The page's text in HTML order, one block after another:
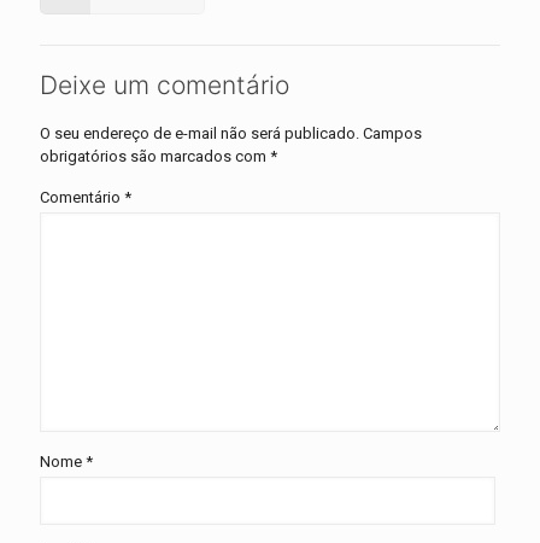
Deixe um comentário
O seu endereço de e-mail não será publicado. Campos
obrigatórios são marcados com *
Comentário *
Nome *